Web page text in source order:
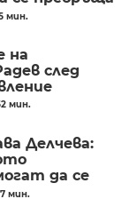
мин.
на
след
мин.
Делчева:
да се
мин.